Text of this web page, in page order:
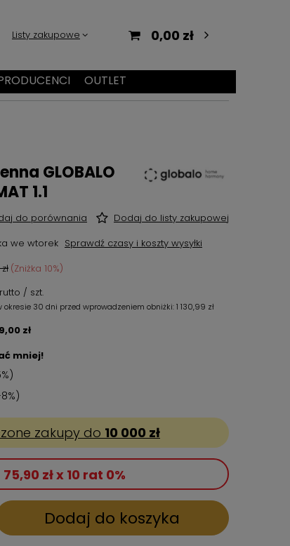
Listy zakupowe 0,00 zł
OUTLET
GLOBALO
1.1
do porównania
Dodaj do listy zakupowej
we wtorek Sprawdź czasy i koszty wysyłki
(Zniżka 10%)
/ szt.
30 dni przed wprowadzeniem obniżki:1 130,99 zł
zł
mniej!
%)
8%)
zakupy do 10 000 zł
75,90 zł x 10 rat 0%
Dodaj do koszyka